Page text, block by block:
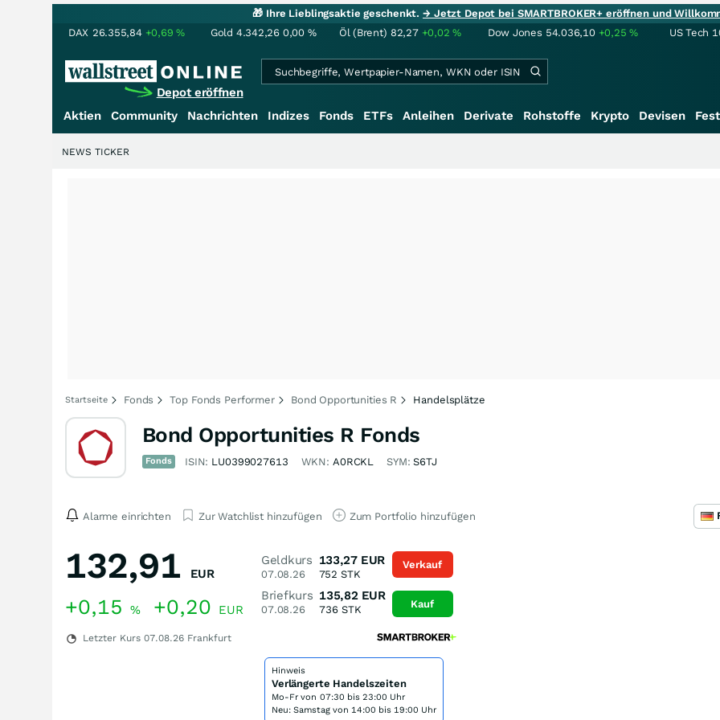
🎁 Ihre Lieblingsaktie geschenkt.→ Jetzt Depot bei SMARTBROKER+ eröffnen und
DAX 26.355,84 +0,69% Gold 4.342,26 0,00 % Öl (Brent) 82,27 +0,02% Dow Jones 54.036,10 +0,25% US Tech
Depot eröffnen
Aktien Community Nachrichten Indizes Fonds ETFs Anleihen Derivate Rohstoffe Krypto Devisen
NEWS TICKER
Startseite Fonds Top Fonds Performer Bond Opportunities R Handelsplätze
Bond Opportunities R Fonds
Fonds ISIN: LU0399027613 WKN: A0RCKL SYM:S6TJ
Alarme einrichten Zur Watchlist hinzufügen Zum Portfolio hinzufügen
132,91 EUR
+0,15 % +0,20 EUR
Letzter Kurs 07.08.26 Frankfurt
Geldkurs
07.08.26
133,27 EUR
752 STK
Briefkurs
07.08.26
135,82 EUR
736STK
Verkauf
Kauf
Hinweis
Verlängerte Handelszeiten
Mo-Fr von 07:30 bis 23:00 Uhr
Neu: Samstag von 14:00 bis 19:00 Uhr